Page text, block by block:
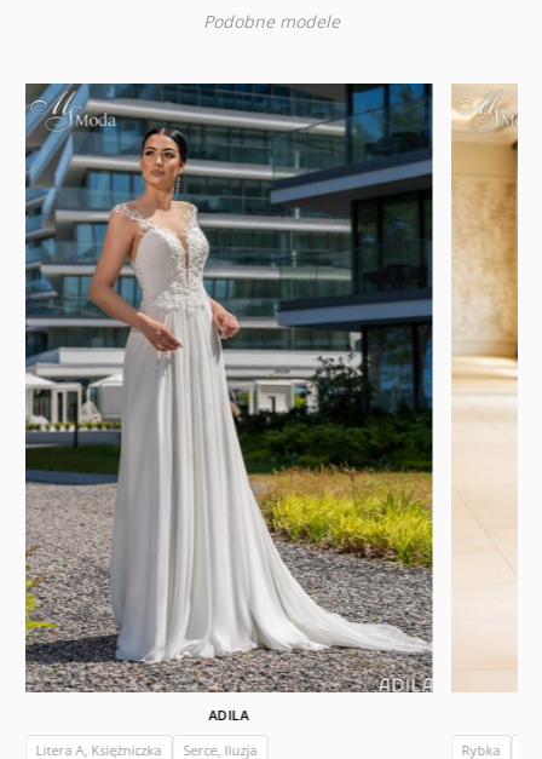
Podobne modele
ADILA
Litera A, Księżniczka
Serce, Iluzja Rybka